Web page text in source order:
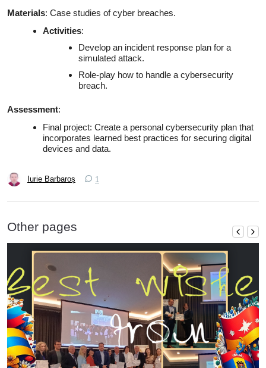
Materials: Case studies of cyber breaches.
Activities:
Develop an incident response plan for a
simulated attack.
Role-play how to handle a cybersecurity
breach.
Assessment:
Final project: Create a personal cybersecurity plan that
incorporates learned best practices for securing digital
devices and data.
Iurie Barbaroș 1
Other pages